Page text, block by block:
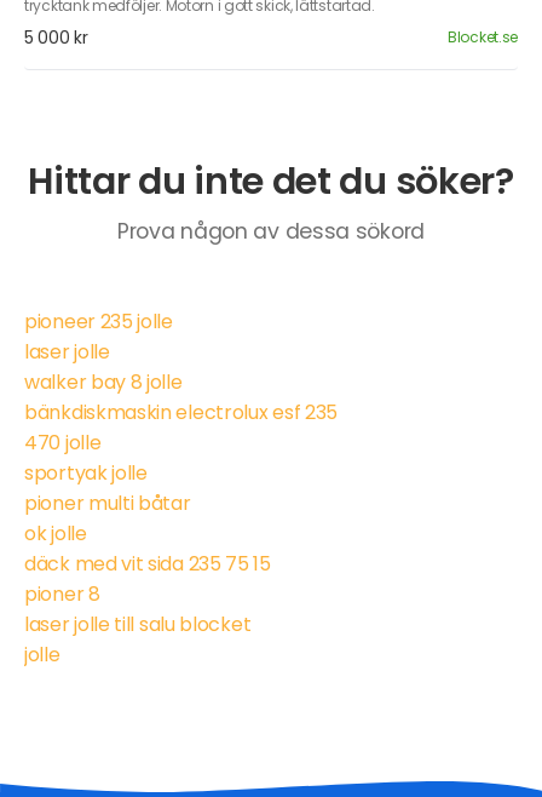
trycktank medföljer. Motorn i gott skick, lättstartad.
5 000 kr Blocket.se
Hittar du inte det du söker?
Prova någon av dessa sökord
pioneer 235 jolle
laser jolle
walker bay 8 jolle
bänkdiskmaskin electrolux esf 235
470 jolle
sportyak jolle
pioner multi båtar
ok jolle
däck med vit sida 235 75 15
pioner 8
laser jolle till salu blocket
jolle